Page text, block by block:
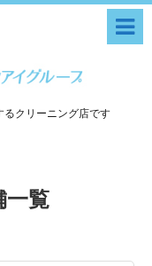
るクリーニング店です
一覧